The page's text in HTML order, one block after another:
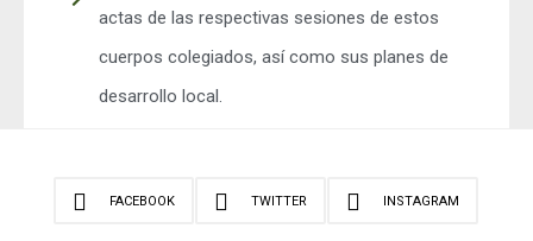
actas de las respectivas sesiones de estos
cuerpos colegiados, así como sus planes de
desarrollo local.
FACEBOOK TWITTER INSTAGRAM